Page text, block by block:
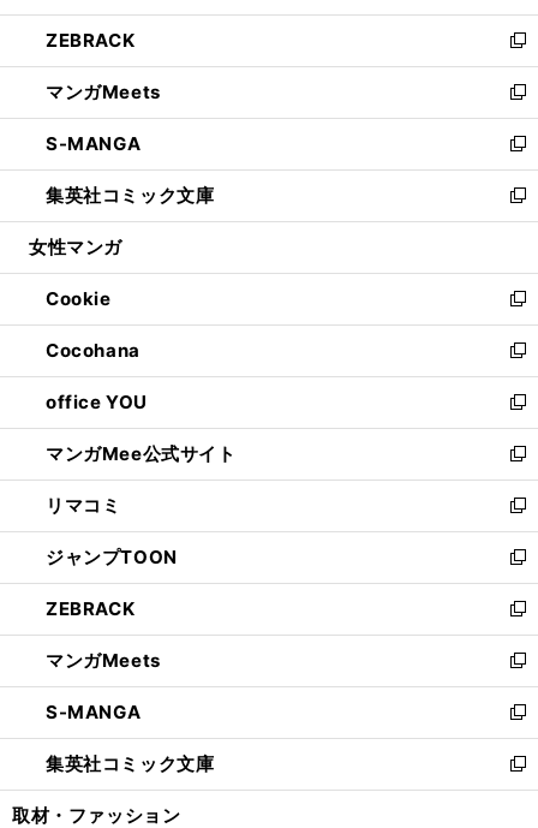
開
く
ウ
で
開
く
ン
ド
ウ
で
開
く
ウ
ィ
ン
ド
ウ
で
開
く
し
い
ウ
ィ
ン
ド
ウ
で
開
ZEBRACK
新
し
い
ウ
ィ
ン
ド
ウ
開
く
マンガMeets
新
し
い
ウ
ィ
ン
ウ
で
開
く
S-MANGA
新
し
い
ウ
ン
ド
ウ
で
開
く
集英社コミック文庫
新
し
ウ
ィ
ン
ド
ウ
で
開
く
女性マンガ
Cookie
新
し
い
ウ
ィ
ン
ド
ウ
で
開
く
Cocohana
新
し
い
ウ
ィ
ン
ド
ウ
で
開
く
office YOU
新
し
い
ウ
ィ
ン
ド
ウ
で
開
く
マンガMee公式サイト
新
し
い
ウ
ィ
ン
ド
ウ
で
開
く
リマコミ
新
し
い
ウ
ィ
ン
ド
ウ
で
開
く
ジャンプTOON
新
し
い
ウ
ィ
ン
ド
ウ
で
開
ZEBRACK
新
し
い
ウ
ィ
ン
ド
ウ
マンガMeets
新
し
い
ウ
ィ
ン
S-MANGA
新
し
い
ウ
集英社コミック文庫
新
し
取材・ファッション